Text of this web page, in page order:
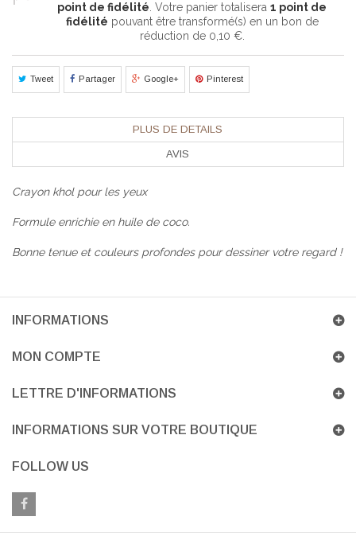
point de fidélité . Votre panier totalisera 1 point de
fidélité pouvant être transformé(s) en un bon de
réduction de 0,10 €.
Tweet Partager Google+ Pinterest
PLUS DE DETAILS
AVIS
Crayon khol pour les yeux
Formule enrichie en huile de coco.
Bonne tenue et couleurs profondes pour dessiner votre regard !
INFORMATIONS
MON COMPTE
LETTRE D'INFORMATIONS
INFORMATIONS SUR VOTRE BOUTIQUE
FOLLOW US